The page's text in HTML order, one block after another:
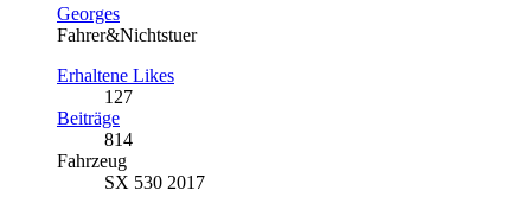
Georges
Fahrer&Nichtstuer
Erhaltene Likes
127
Beiträge
814
Fahrzeug
SX 530 2017